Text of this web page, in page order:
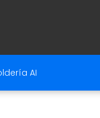
AI